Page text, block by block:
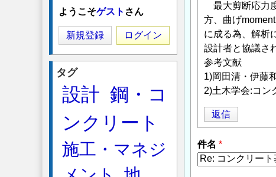
最大剪断応力
方、曲げ
に成る為、解析
設計者と協議さ
参考文献
1)岡田清・伊藤
2)土木学会:コン
返信
件名
ようこそゲスト さん
新規登録 ログイン
タグ
設計 鋼・コ
ンクリート
施工・マネジ